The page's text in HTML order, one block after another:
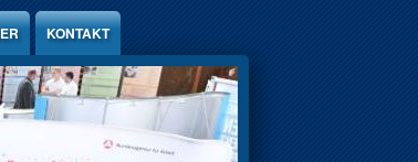
KONTAKT